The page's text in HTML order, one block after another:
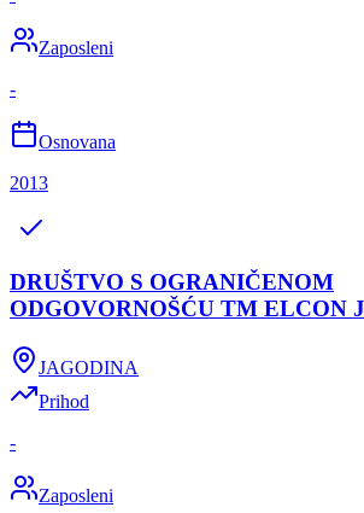
Zaposleni
-
Osnovana
2013
DRUŠTVO S OGRANIČENOM
ODGOVORNOŠĆU TM ELCON
JAGODINA
Prihod
-
Zaposleni